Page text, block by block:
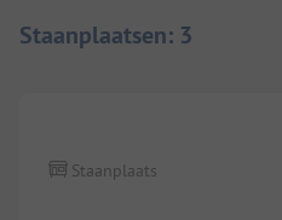
Staanplaatsen: 3
Staanplaats